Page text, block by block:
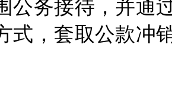
公务接待，并通
式，套取公款冲